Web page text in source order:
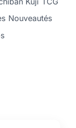
Nouveautés